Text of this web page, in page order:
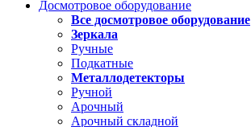
Досмотровое оборудование
Все досмотровое оборудование
Зеркала
Ручные
Подкатные
Металлодетекторы
Ручной
Арочный
Арочный складной